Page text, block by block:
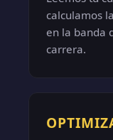
calculamos
en la banda
carrera.